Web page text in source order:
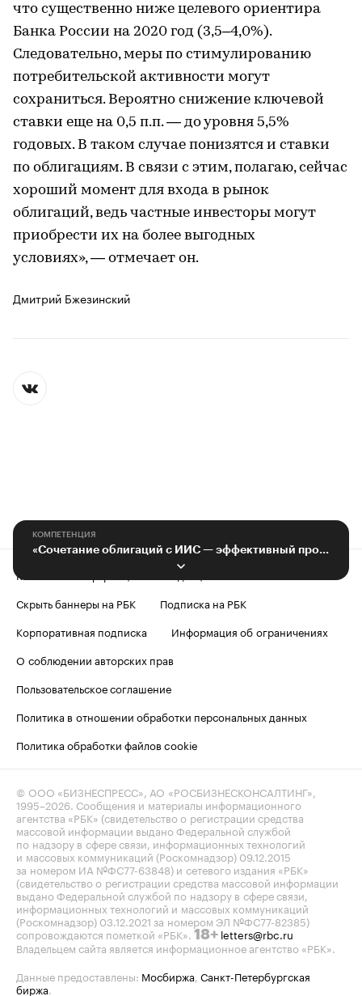
что существенно ниже целевого ориентира
Банка России на 2020 год (3,5–4,0%).
Следовательно, меры по стимулированию
потребительской активности могут
сохраниться. Вероятно снижение ключевой
ставки еще на 0,5 п.п. — до уровня 5,5%
годовых. В таком случае понизятся и ставки
по облигациям. В связи с этим, полагаю, сейчас
хороший момент для входа в рынок
облигаций, ведь частные инвесторы могут
приобрести их на более выгодных
условиях», — отмечает он.
Дмитрий Бжезинский
КОМПЕТЕНЦИЯ
«Сочетание облигаций с ИИС — эффективный продукт для инвесторов»
Контактная информация
Редакция
Скрыть баннеры на РБК
Подписка на РБК
Корпоративная подписка
Информация об ограничениях
О соблюдении авторских прав
Пользовательское соглашение
Политика в отношении обработки персональных данных
Политика обработки файлов cookie
© ООО «БИЗНЕСПРЕСС», АО «РОСБИЗНЕСКОНСАЛТИНГ»,
1995–2026 . Сообщения и материалы информационного
агентства «РБК» (свидетельство о регистрации средства
массовой информации выдано Федеральной службой
по надзору в сфере связи, информационных технологий
и массовых коммуникаций (Роскомнадзор) 09.12.2015
за номером ИА №ФС77-63848) и сетевого издания «РБК»
(свидетельство о регистрации средства массовой информации
выдано Федеральной службой по надзору в сфере связи,
информационных технологий и массовых коммуникаций
(Роскомнадзор) 03.12.2021 за номером ЭЛ №ФС77-82385)
сопровождаются пометкой «РБК». 18+ letters@rbc.ru
Владельцем сайта является информационное агентство «РБК».
Данные предоставлены: Мосбиржа Санкт-Петербургская
биржа